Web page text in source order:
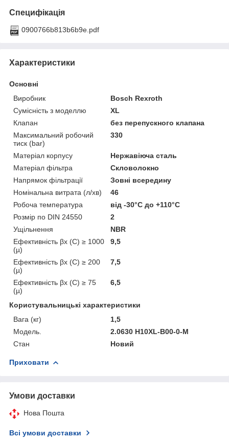
Специфікація
0900766b813b6b9e.pdf
Характеристики
Основні
Виробник
Bosch Rexroth
Сумісність з моделлю
XL
Клапан
без перепускного клапана
Максимальний робочий
тиск (bar)
330
Матеріал корпусу
Нержавіюча сталь
Матеріал фільтра
Скловолокно
Напрямок фільтрації
Зовні всередину
Номінальна витрата (л/хв)
46
Робоча температура
від -30°С до +110°С
Розмір по DIN 24550
2
Ущільнення
NBR
Ефективність βx (C) ≥ 1000
(µ)
9,5
Ефективність βx (C) ≥ 200
(µ)
7,5
Ефективність βx (C) ≥ 75
(µ)
6,5
Користувальницькі характеристики
Вага (кг)
1,5
Мoдель.
2.0630 H10XL-B00-0-M
Стан
Новий
Приховати
Умови доставки
Нова Пошта
Всі умови доставки